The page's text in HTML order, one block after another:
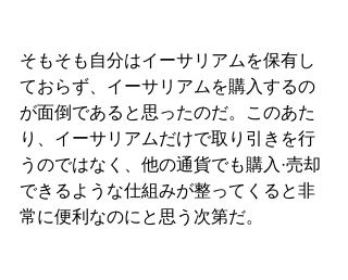
そもそも自分はイーサリアムを保有し
ておらず、イーサリアムを購入するの
が面倒であると思ったのだ。このあた
り、イーサリアムだけで取り引きを行
うのではなく、他の通貨でも購入·売却
できるような仕組みが整ってくると非
常に便利なのにと思う次第だ。